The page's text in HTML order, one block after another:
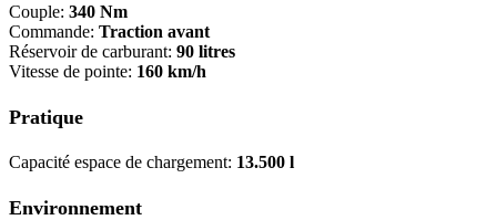
Couple: 340 Nm
Commande: Traction avant
Réservoir de carburant: 90 litres
Vitesse de pointe: 160 km/h
Pratique
Capacité espace de chargement: 13.500 l
Environnement